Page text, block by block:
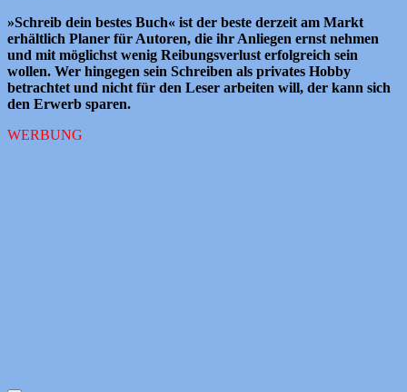
»Schreib dein bestes Buch« ist der beste derzeit am Markt
erhältlich Planer für Autoren, die ihr Anliegen ernst nehmen
und mit möglichst wenig Reibungsverlust erfolgreich sein
wollen. Wer hingegen sein Schreiben als privates Hobby
betrachtet und nicht für den Leser arbeiten will, der kann sich
den Erwerb sparen.
WERBUNG